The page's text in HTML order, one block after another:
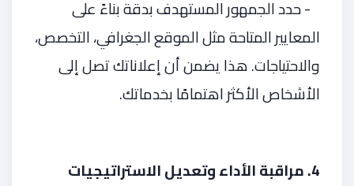
- حدد الجمهور المستهدف بدقة بناءً على
المعايير المتاحة مثل الموقع الجغرافي، التخصص،
والاحتياجات. هذا يضمن أن إعلاناتك تصل إلى
الأشخاص الأكثر اهتمامًا بخدماتك.
4. مراقبة الأداء وتعديل الاستراتيجيات